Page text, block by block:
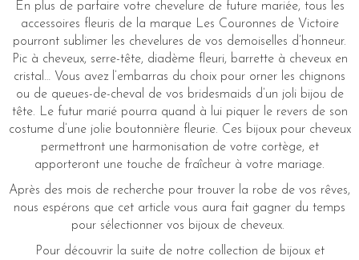
En plus de parfaire votre chevelure de future mariée, tous les
accessoires fleuris de la marque Les Couronnes de Victoire
pourront sublimer les chevelures de vos demoiselles d’honneur.
Pic à cheveux, serre-tête, diadème fleuri, barrette à cheveux en
cristal… Vous avez l’embarras du choix pour orner les chignons
ou de queues-de-cheval de vos bridesmaids d’un joli bijou de
tête. Le futur marié pourra quand à lui piquer le revers de son
costume d’une jolie boutonnière fleurie. Ces bijoux pour cheveux
permettront une harmonisation de votre cortège, et
apporteront une touche de fraîcheur à votre mariage.
Après des mois de recherche pour trouver la robe de vos rêves,
nous espérons que cet article vous aura fait gagner du temps
pour sélectionner vos bijoux de cheveux.
Pour découvrir la suite de notre collection de bijoux et